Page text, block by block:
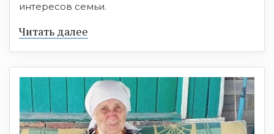
интересов семьи.
Читать далее